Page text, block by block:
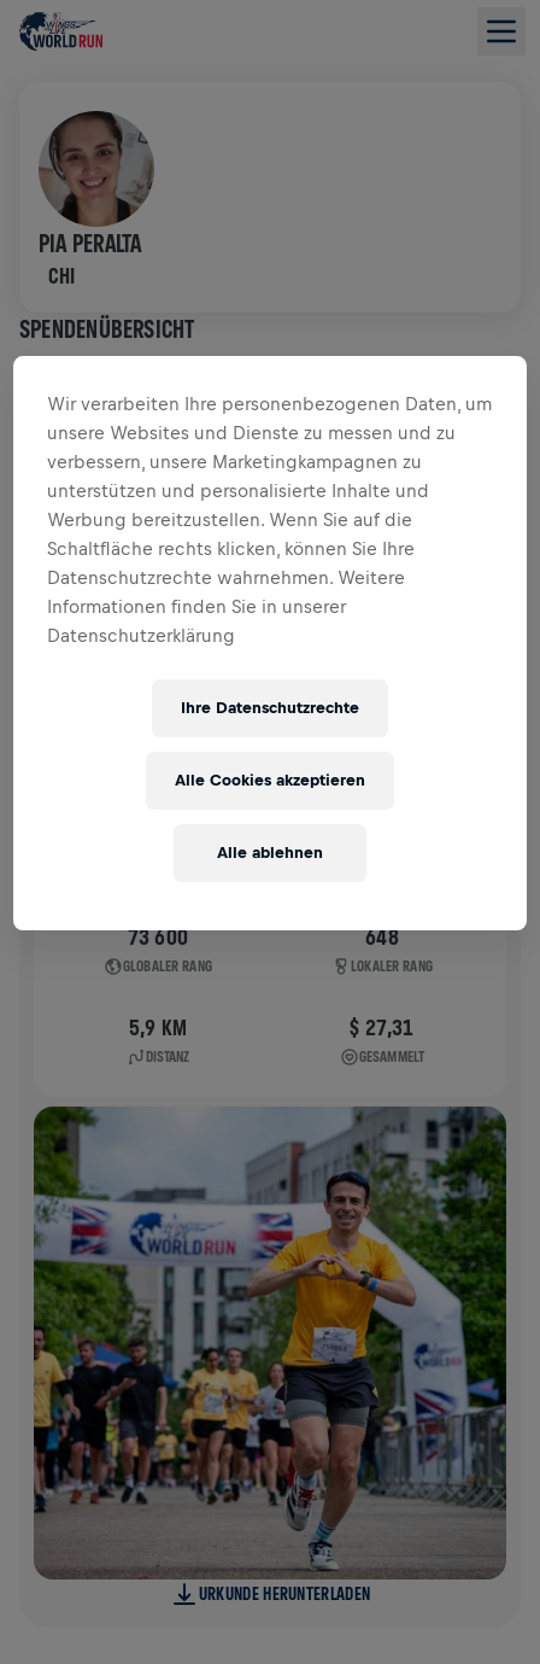
PIA PERALTA
CHI
SPENDENÜBERSICHT
$ 0,00 GESAMMELT VON $ 0,00 ZIEL
SPENDENAKTION SPENDEN
Deine Spende macht den Unterschied! 100 % davon
fließen in die Rückenmarksforschung.
VERGANGENE TEILNAHMEN
04. Mai 2025
73 600
GLOBALER RANG
648
LOKALER RANG
5,9 KM
DISTANZ
$ 27,31
GESAMMELT
URKUNDE HERUNTERLADEN
Wir verarbeiten Ihre personenbezogenen Daten, um
unsere Websites und Dienste zu messen und zu
verbessern, unsere Marketingkampagnen zu
unterstützen und personalisierte Inhalte und
Werbung bereitzustellen. Wenn Sie auf die
Schaltfläche rechts klicken, können Sie Ihre
Datenschutzrechte wahrnehmen. Weitere
Informationen finden Sie in unserer
Datenschutzerklärung
Ihre Datenschutzrechte
Alle ablehnen
Alle Cookies akzeptieren